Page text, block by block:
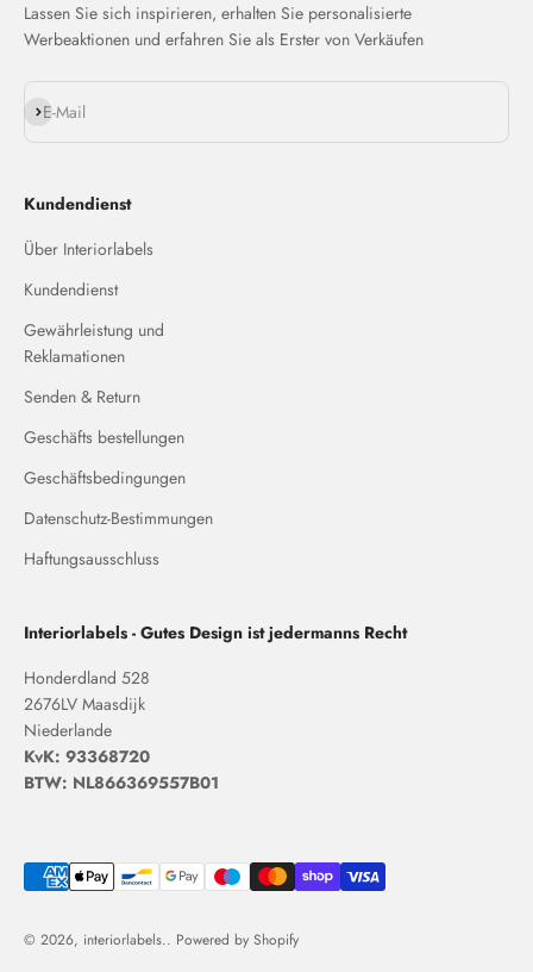
Lassen Sie sich inspirieren, erhalten Sie personalisierte
Werbeaktionen und erfahren Sie als Erster von Verkäufen
E-Mail
Abonnieren
Kundendienst
Über Interiorlabels
Kundendienst
Gewährleistung und
Reklamationen
Senden & Return
Geschäfts bestellungen
Geschäftsbedingungen
Datenschutz-Bestimmungen
Haftungsausschluss
Interiorlabels - Gutes Design ist jedermanns Recht
Honderdland 528
2676LV Maasdijk
Niederlande
KvK: 93368720
BTW: NL866369557B01
© 2026, interiorlabels.. Powered by Shopify